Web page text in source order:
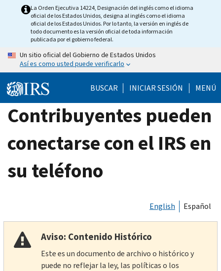
La Orden Ejecutiva 14224, Designación del inglés como el idioma
oficial de los Estados Unidos, designa al inglés como el idioma
oficial de los Estados Unidos. Por lo tanto, la versión en inglés de
todo documento es la versión oficial de toda información
publicada por el gobierno federal.
Un sitio oficial del Gobierno de Estados Unidos
Así es como usted puede verificarlo
BUSCAR INICIAR SESIÓN MENÚ
Contribuyentes pueden
conectarse con el IRS en
su teléfono
English Español
Aviso: Contenido Histórico
Este es un documento de archivo o histórico y
puede no reflejar la ley, las políticas o los